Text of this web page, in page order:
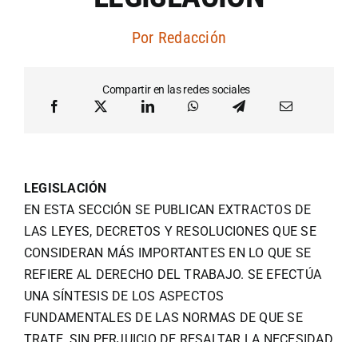
Artículos por autor
Artículos por sección
Por Redacción
Compartir en las redes sociales
LEGISLACIÓN
EN ESTA SECCIÓN SE PUBLICAN EXTRACTOS DE
LAS LEYES, DECRETOS Y RESOLUCIONES QUE SE
CONSIDERAN MÁS IMPORTANTES EN LO QUE SE
REFIERE AL DERECHO DEL TRABAJO. SE EFECTÚA
UNA SÍNTESIS DE LOS ASPECTOS
FUNDAMENTALES DE LAS NORMAS DE QUE SE